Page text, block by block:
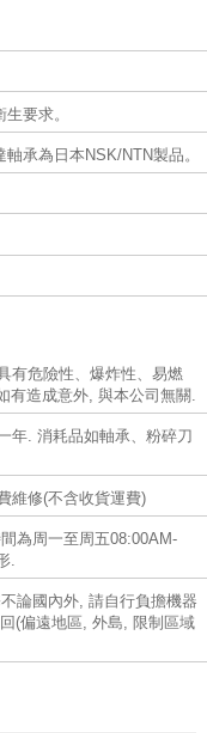
要求。
承為日本NSK/NTN製品。
有危險性、爆炸性、易燃
有造成意外, 與本公司無關.
年. 消耗品如軸承、粉碎刀
維修(不含收貨運費)
為周一至周五08:00AM-
.
論國內外, 請自行負擔機器
(偏遠地區, 外島, 限制區域